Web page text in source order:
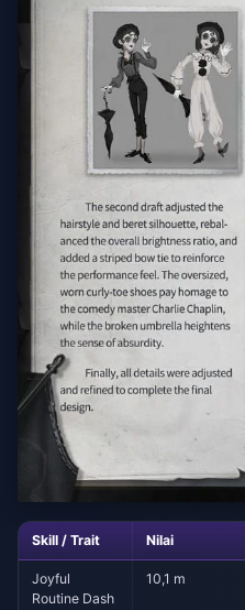
Skill / Trait Nilai
Joyful
Routine Dash
10,1 m